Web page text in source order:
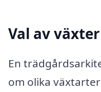
Val av
En
om olika